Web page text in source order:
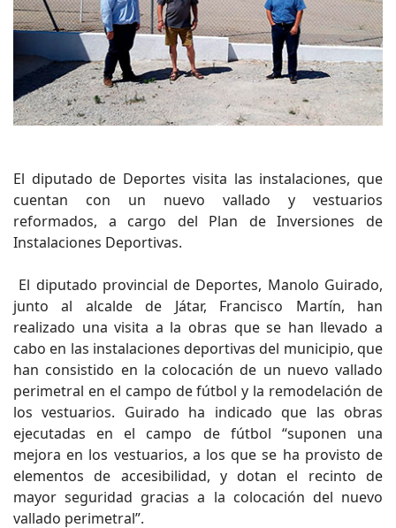
El diputado de Deportes visita las instalaciones, que
cuentan con un nuevo vallado y vestuarios
reformados, a cargo del Plan de Inversiones de
Instalaciones Deportivas.
El diputado provincial de Deportes, Manolo Guirado,
junto al alcalde de Játar, Francisco Martín, han
realizado una visita a la obras que se han llevado a
cabo en las instalaciones deportivas del municipio, que
han consistido en la colocación de un nuevo vallado
perimetral en el campo de fútbol y la remodelación de
los vestuarios. Guirado ha indicado que las obras
ejecutadas en el campo de fútbol “suponen una
mejora en los vestuarios, a los que se ha provisto de
elementos de accesibilidad, y dotan el recinto de
mayor seguridad gracias a la colocación del nuevo
vallado perimetral”.